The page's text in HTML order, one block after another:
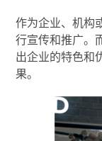
作为企业、机构
行宣传和推广。
出企业的特色和
果。